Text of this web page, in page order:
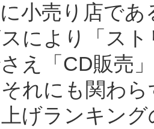
小売り店で
により「ス
え「CD販売
れにも関わ
げランキン